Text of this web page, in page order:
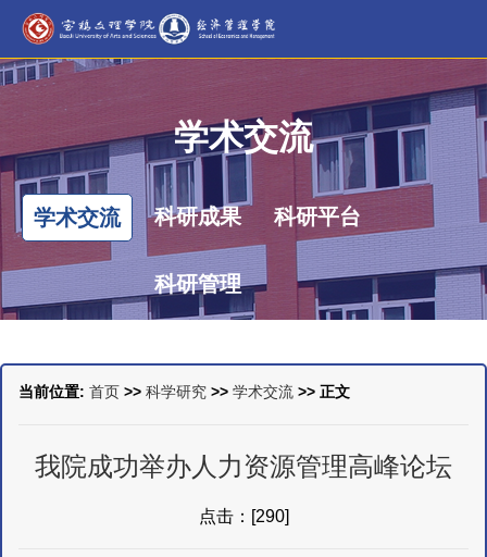
学术交流
学术交流 科研成果 科研平台
科研管理
当前位置: 首页 >> 科学研究 >> 学术交流 >> 正文
我院成功举办人力资源管理高峰论坛
点击：[290]